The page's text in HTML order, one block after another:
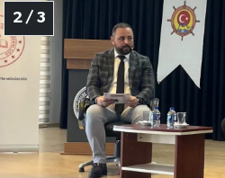
2 / 3